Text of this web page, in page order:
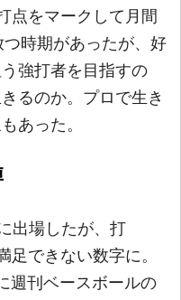
点をマークして月間
時期があったが、好
強打者を目指すの
るのか。プロで生き
あった。
出場したが、打
足できない数字に。
週刊ベースボールの